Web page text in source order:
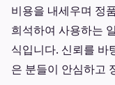
비용을 내세우며 정
희석하여 사용하는
식입니다. 신뢰를 바
은 분들이 안심하고